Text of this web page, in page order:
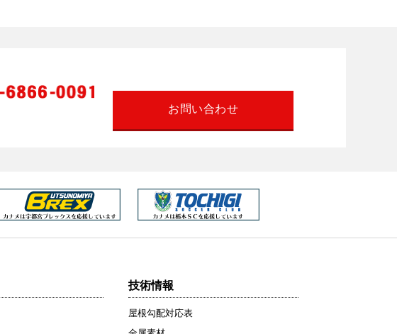
お問い合わせ
技術情報
屋根勾配対応表